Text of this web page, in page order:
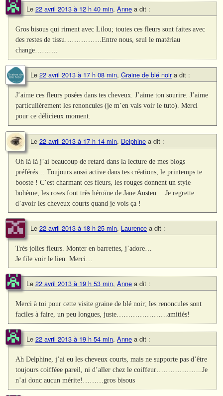
Le 22 avril 2013 à 12 h 40 min, Anne a dit :
Gros bisous qui riment avec Lilou; toutes ces fleurs sont faites avec
des restes de tissu…………….Entre nous, seul le matériau
change……….
Le 22 avril 2013 à 17 h 08 min, Graine de blé noir a dit :
J’aime ces fleurs posées dans tes cheveux. J’aime ton sourire. J’aime
particulièrement les renoncules (je m’en vais voir le tuto). Merci
pour ce délicieux moment.
Le 22 avril 2013 à 17 h 14 min, Delphine a dit :
Oh là là j’ai beaucoup de retard dans la lecture de mes blogs
préférés… Toujours aussi active dans tes créations, le printemps te
booste ! C’est charmant ces fleurs, les rouges donnent un style
bohème, les roses font très héroïne de Jane Austen… Je regrette
d’avoir les cheveux courts quand je vois ça !
Le 22 avril 2013 à 18 h 25 min, Laurence a dit :
Très jolies fleurs. Monter en barrettes, j’adore…
Je file voir le lien. Merci…
Le 22 avril 2013 à 19 h 53 min, Anne a dit :
Merci à toi pour cette visite graine de blé noir; les renoncules sont
faciles à faire, un peu longues, juste………………….amitiés!
Le 22 avril 2013 à 19 h 54 min, Anne a dit :
Ah Delphine, j’ai eu les cheveux courts, mais ne supporte pas d’être
toujours coifféee pareil, ni d’aller chez le coiffeur………………..Je
n’ai donc aucun mérite!………gros bisous